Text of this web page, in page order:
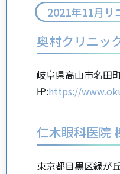
2021年11月リ
奥村クリニッ
岐阜県高山市名田
㏋:https://
仁木眼科医院
東京都目黒区緑が